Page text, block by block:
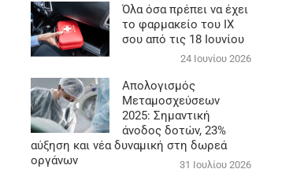
Όλα όσα πρέπει να έχει
το φαρμακείο του ΙΧ
σου από τις 18 Ιουνίου
24 Ιουνίου 2026
Απολογισμός
Μεταμοσχεύσεων
2025: Σημαντική
άνοδος δοτών, 23%
αύξηση και νέα δυναμική στη δωρεά
οργάνων
31 Ιουλίου 2026